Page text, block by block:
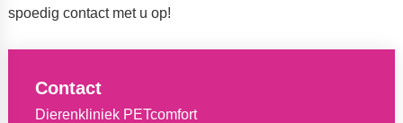
spoedig contact met u op!
Contact
Dierenkliniek PETcomfort